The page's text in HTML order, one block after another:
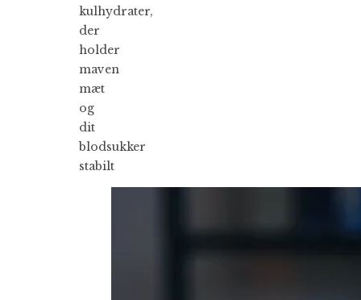
kulhydrater,
der
holder
maven
mæt
og
dit
blodsukker
stabilt